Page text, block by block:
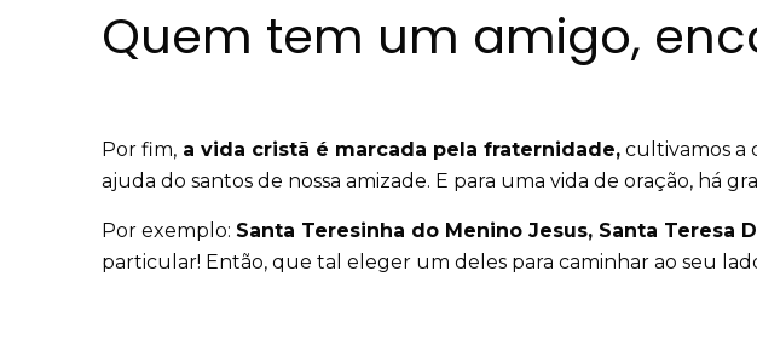
Quem tem um amigo,
Por fim, a vida cristã é marcada pela fraternidade, cultivamos a
ajuda do santos de nossa amizade. E para uma vida de oração, há
Por exemplo: Santa Teresinha do Menino Jesus, Santa Teresa
particular! Então, que tal eleger um deles para caminhar ao seu